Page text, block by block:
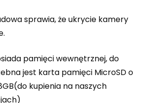
sprawia, że ukrycie kamery
pamięci wewnętrznej, do
jest karta pamięci MicroSD o
kupienia na naszych